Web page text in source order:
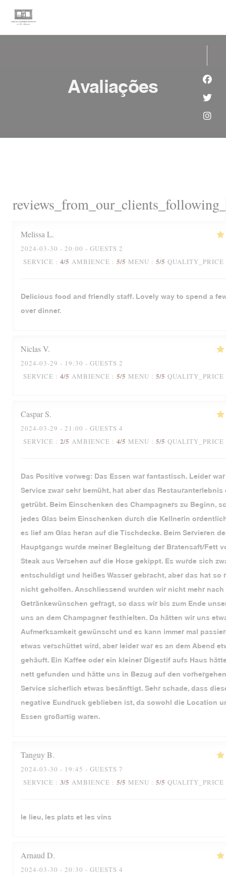
Avaliações
MelissaL
2024-03-30 - 20:00 - GUESTS 2
SERVICE : 4/5 AMBIENCE : 5/5 MENU : 5/5 QUALITY_PRICE
Delicious food and friendly staff. Lovely way to spend a
over dinner.
NiclasV
2024-03-29 - 19:30 - GUESTS 2
SERVICE : 4/5 AMBIENCE : 5/5 MENU : 5/5 QUALITY_PRICE
Caspar S
2024-03-29 - 21:00 - GUESTS 4
SERVICE : 2/5 AMBIENCE : 4/5 MENU : 5/5 QUALITY_PRICE
Das Positive vorweg: Das Essen war fantastisch. Leider
Service zwar sehr bemüht, hat aber das Restauranterlebnis
getrübt. Beim Einschenken des Champagners zu Beginn,
jedes Glas beim Einschenken durch die Kellnerin
es lief am Glas heran auf die Tischdecke. Beim Servieren
Hauptgangs wurde meiner Begleitung der Bratensaft/Fett
Steak aus Versehen auf die Hose gekippt. Es wurde sich
entschuldigt und heißes Wasser gebracht, aber das hat so
nicht geholfen. Anschliessend wurden wir nicht mehr nach
Getränkewünschen gefragt, so dass wir bis zum Ende
uns an dem Champagner festhielten. Da hätten wir uns
Aufmerksamkeit gewünscht und es kann immer mal
etwas verschüttet wird, aber leider war es an dem Abend
gehäuft. Ein Kaffee oder ein kleiner Digestif aufs Haus
nett gefunden und hätte uns in Bezug auf den
Service sicherlich etwas besänftigt. Sehr schade, dass
negative Eundruck geblieben ist, da sowohl die Location
Essen großartig waren.
TanguyB
2024-03-30 - 19:45 - GUESTS 7
SERVICE : 3/5 AMBIENCE : 5/5 MENU : 5/5 QUALITY_PRICE
le lieu, les plats et les vins
ArnaudD
2024-03-30 - 20:30 - GUESTS 4